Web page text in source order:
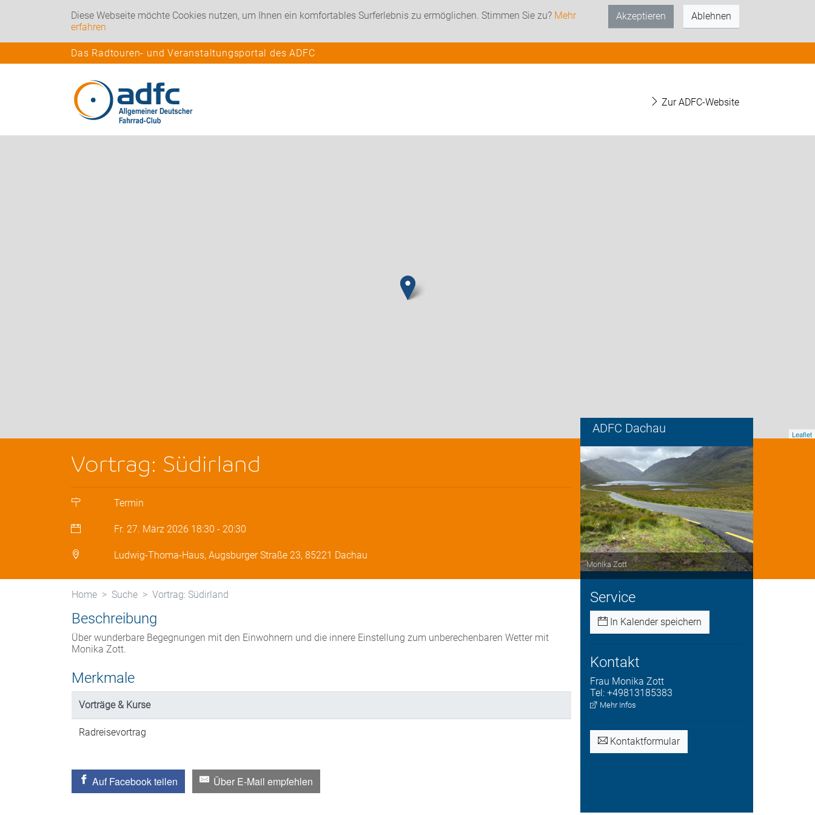
Diese Webseite möchte Cookies nutzen, um Ihnen ein komfortables Surferlebnis zu ermöglichen. Stimmen Sie zu? Mehr
erfahren
Akzeptieren Ablehnen
Das Radtouren- und Veranstaltungsportal des ADFC
Zur ADFC-Website
Leaflet
ADFC Dachau
Vortrag: Südirland
Termin
Fr. 27. März 2026 18:30 - 20:30
Ludwig-Thoma-Haus, Augsburger Straße 23, 85221 Dachau
Monika Zott
Service
In Kalender speichern
Kontakt
Frau Monika Zott
Tel: +49813185383
Mehr Infos
Kontaktformular
Home Suche Vortrag: Südirland
Beschreibung
Über wunderbare Begegnungen mit den Einwohnern und die innere Einstellung zum unberechenbaren Wetter mit
Monika Zott.
Merkmale
Vorträge & Kurse
Radreisevortrag
Auf Facebook teilen Über E-Mail empfehlen